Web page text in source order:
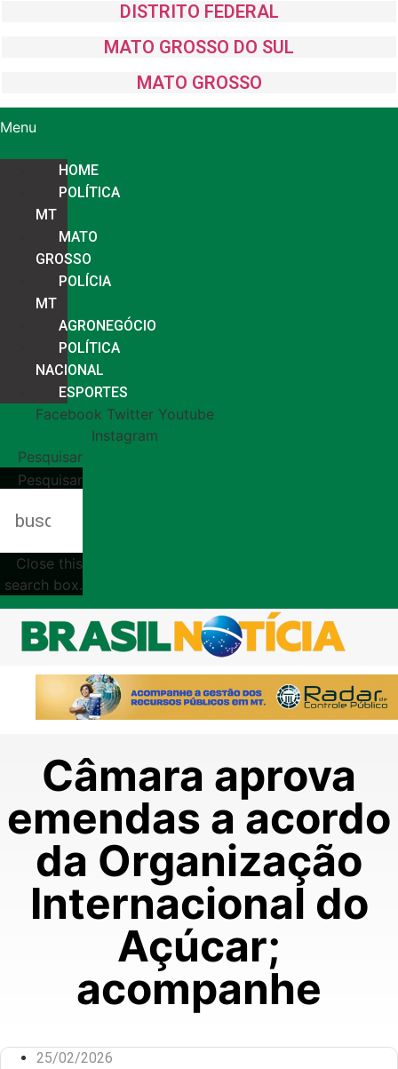
DISTRITO FEDERAL
MATO GROSSO DO SUL
MATO GROSSO
Menu
HOME
POLÍTICA
MT
MATO
GROSSO
POLÍCIA
MT
AGRONEGÓCIO
POLÍTICA
NACIONAL
ESPORTES
Facebook Twitter Youtube
Instagram
Pesquisar
Pesquisar
Close this
search box.
Câmara aprova
emendas a acordo
da Organização
Internacional do
Açúcar;
acompanhe
25/02/2026